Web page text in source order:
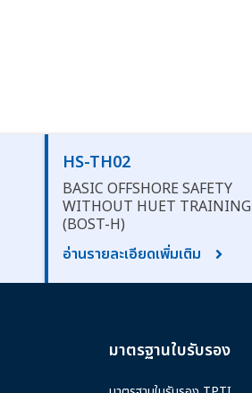
HS-TH02
BASIC OFFSHORE SAFETY
WITHOUT HUET TRAINING
(BOST-H)
อ่านรายละเอียดเพิ่มเติม
มาตรฐานใบรับรอง